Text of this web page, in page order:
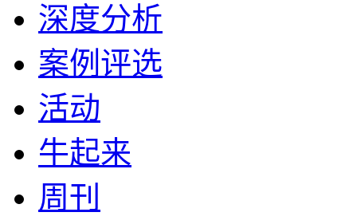
深度分析
案例评选
活动
牛起来
周刊